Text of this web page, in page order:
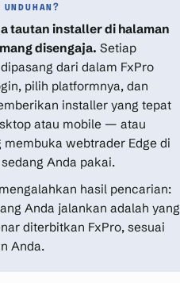
tautan installer di halaman
disengaja. Setiap
dari dalam FxPro
pilih platformnya, dan
installer yang tepat
atau mobile — atau
membuka webtrader Edge di
Anda pakai.
hasil pencarian:
Anda jalankan adalah yang
diterbitkan FxPro, sesuai
Anda.